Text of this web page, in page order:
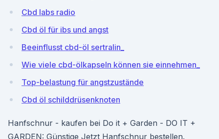
Cbd labs radio
Cbd öl für ibs und angst
Beeinflusst cbd-öl sertralin_
Wie viele cbd-ölkapseln können sie einnehmen_
Top-belastung für angstzustände
Cbd öl schilddrüsenknoten
Hanfschnur - kaufen bei Do it + Garden - DO IT +
GARDEN: Günstige Jetzt Hanfschnur bestellen.